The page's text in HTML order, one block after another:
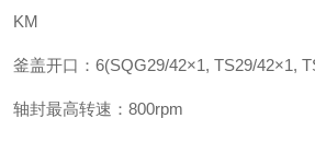
KM
釜盖开口：6(SQG29/42×1, TS29/42×1,
轴封最高转速：800rpm